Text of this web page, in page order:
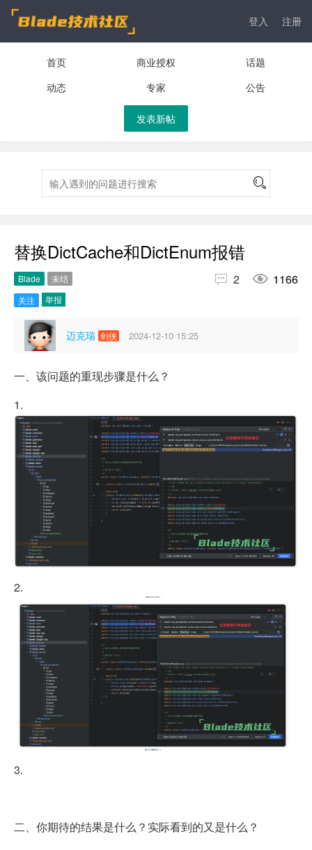
登入 注册
首页 商业授权
话题
动态
专家 公告
发表新帖
替换DictCache和DictEnum报错
Blade
未结
关注
举报
 2  1166
迈克瑞 剑侠 2024-12-10 15:25
一、该问题的重现步骤是什么？
1.
2.
3.
二、你期待的结果是什么？实际看到的又是什么？